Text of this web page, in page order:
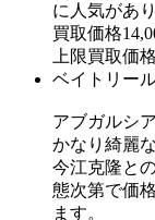
に人気があ
買取価格
上限買取価格
ベイトリー
アブガルシ
かなり綺麗
今江克隆と
態次第で価
ます。